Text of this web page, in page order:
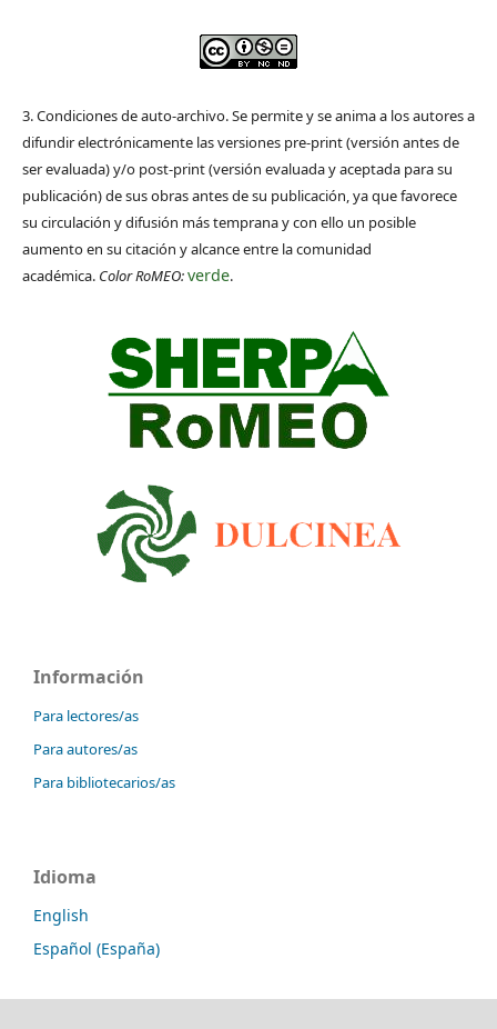
3. Condiciones de auto-archivo. Se permite y se anima a los autores a
difundir electrónicamente las versiones pre-print (versión antes de
ser evaluada) y/o post-print (versión evaluada y aceptada para su
publicación) de sus obras antes de su publicación, ya que favorece
su circulación y difusión más temprana y con ello un posible
aumento en su citación y alcance entre la comunidad
académica. Color RoMEO:verde.
Información
Para lectores/as
Para autores/as
Para bibliotecarios/as
Idioma
English
Español (España)